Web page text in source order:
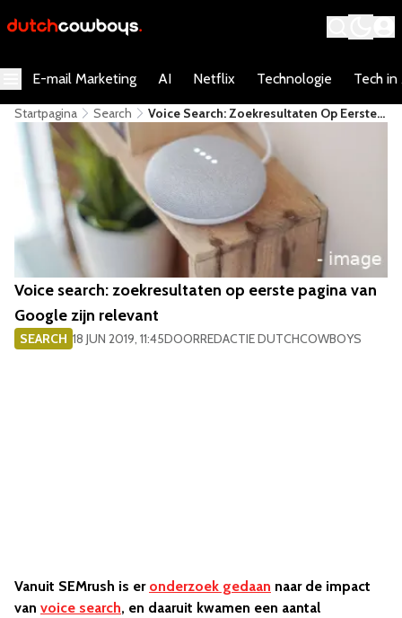
E-mail Marketing AI Netflix Technologie Tech in
Startpagina Search
Voice Search: Zoekresultaten Op Eerste
Pagina Van Google Zijn Relevant
Voice search: zoekresultaten op eerste pagina van
Google zijn relevant
SEARCH 18 JUN 2019, 11:45DOORREDACTIE DUTCHCOWBOYS
Vanuit SEMrush is er onderzoek gedaan naar de impact
van voice search, en daaruit kwamen een aantal